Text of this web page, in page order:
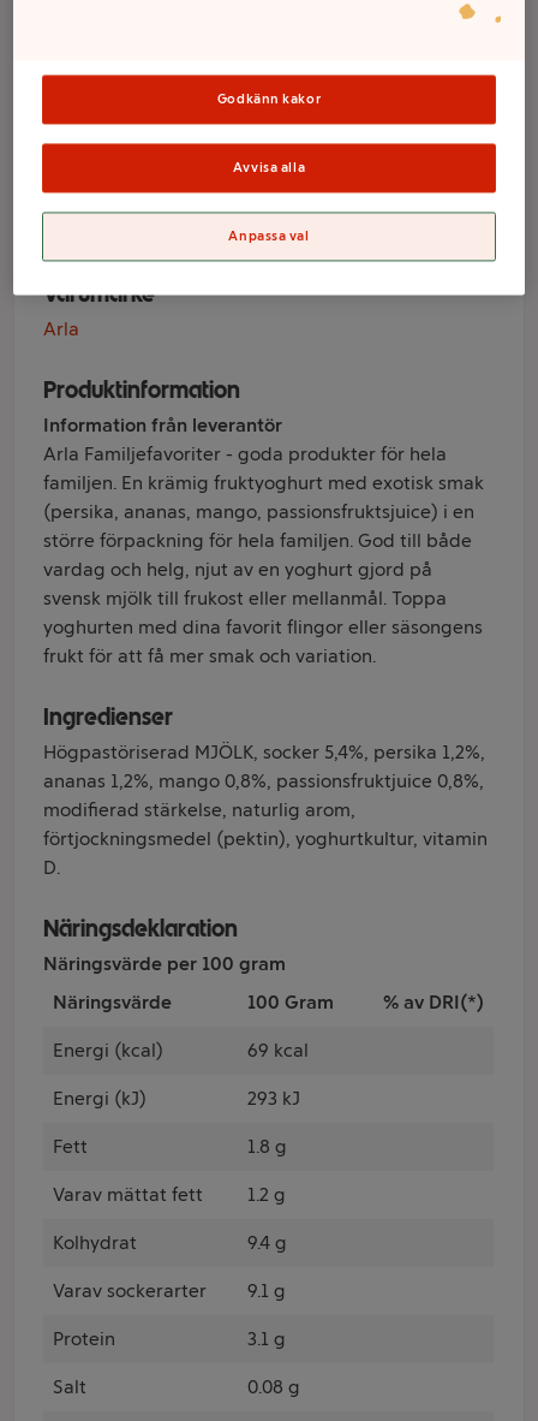
Familjefavoriter
Exotisk 1500g
Arla®
Varumärke
Arla
Produktinformation
Information från leverantör
Arla Familjefavoriter - goda produkter för hela
familjen. En krämig fruktyoghurt med exotisk smak
(persika, ananas, mango, passionsfruktsjuice) i en
större förpackning för hela familjen. God till både
vardag och helg, njut av en yoghurt gjord på
svensk mjölk till frukost eller mellanmål. Toppa
yoghurten med dina favorit flingor eller säsongens
frukt för att få mer smak och variation.
Ingredienser
Högpastöriserad MJÖLK, socker 5,4%, persika 1,2%,
ananas 1,2%, mango 0,8%, passionsfruktjuice 0,8%,
modifierad stärkelse, naturlig arom,
förtjockningsmedel (pektin), yoghurtkultur, vitamin
D.
Näringsdeklaration
Näringsvärde per 100 gram
Näringsvärde
100 Gram % av DRI(*)
Energi (kcal) 69 kcal
Energi (kJ) 293 kJ
Fett 1.8 g
Varav mättat fett 1.2 g
Kolhydrat 9.4 g
Varav sockerarter 9.1 g
Protein 3.1 g
Salt 0.08 g
Godkänn kakor
Avvisa alla
Anpassa val